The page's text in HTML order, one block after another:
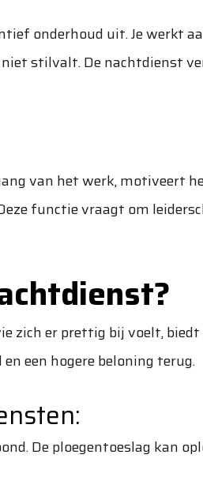
onderhoud uit. Je werkt
stilvalt. De nachtdienst
van het werk, motiveert
functie vraagt om
zich er prettig bij voelt,
een hogere beloning terug.
De ploegentoeslag kan